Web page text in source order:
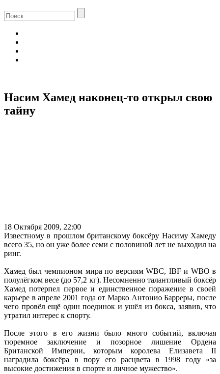
Насим Хамед наконец-то открыл свою
тайну
18 Октября 2009, 22:00
Известному в прошлом британскому боксёру Насиму Хамеду
всего 35, но он уже более семи с половиной лет не выходил на
ринг.
Хамед был чемпионом мира по версиям WBC, IBF и WBO в
полулёгком весе (до 57,2 кг). Несомненно талантливый боксёр
Хамед потерпел первое и единственное поражение в своей
карьере в апреле 2001 года от Марко Антонио Барреры, после
чего провёл ещё один поединок и ушёл из бокса, заявив, что
утратил интерес к спорту.
После этого в его жизни было много событий, включая
тюремное заключение и позорное лишение Ордена
Британской Империи, которым королева Елизавета II
наградила боксёра в пору его расцвета в 1998 году «за
высокие достижения в спорте и личное мужество».